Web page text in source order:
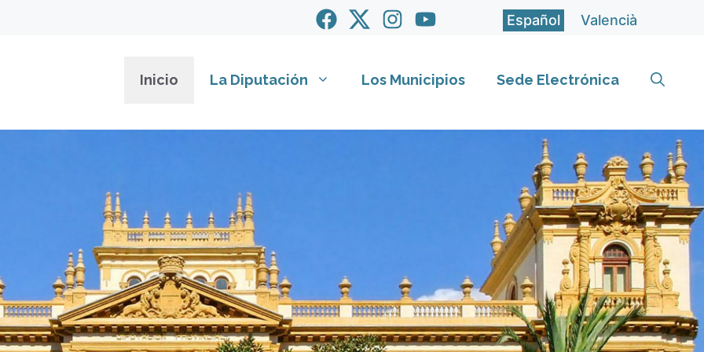
Español Valencià
Inicio La Diputación Los Municipios Sede Electrónica